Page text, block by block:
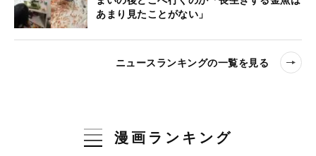
あまり見たことがない」
ニュースランキングの一覧を見る
漫画ランキング